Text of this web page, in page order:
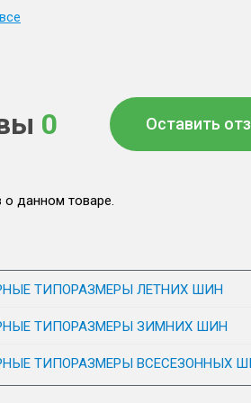
0 Оставить
данном товаре.
ТИПОРАЗМЕРЫ ЛЕТНИХ ШИН
ТИПОРАЗМЕРЫ ЗИМНИХ ШИН
ТИПОРАЗМЕРЫ ВСЕСЕЗОННЫХ